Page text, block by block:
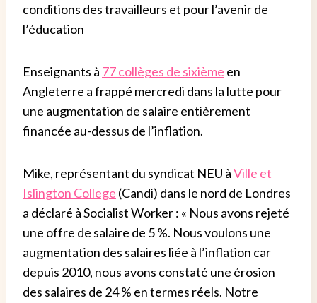
conditions des travailleurs et pour l’avenir de
l’éducation
Enseignants à 77 collèges de sixième en
Angleterre a frappé mercredi dans la lutte pour
une augmentation de salaire entièrement
financée au-dessus de l’inflation.
Mike, représentant du syndicat NEU àVille et
Islington College (Candi) dans le nord de Londres
a déclaré à Socialist Worker : « Nous avons rejeté
une offre de salaire de 5 %. Nous voulons une
augmentation des salaires liée à l’inflation car
depuis 2010, nous avons constaté une érosion
des salaires de 24 % en termes réels. Notre